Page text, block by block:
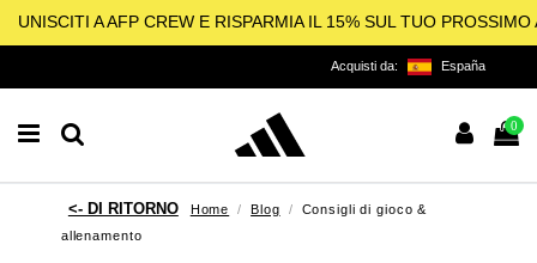
UNISCITI A AFP CREW E RISPARMIA IL 15% SUL TUO PROSSIMO
Acquisti da: España
0
Home Blog
Consigli di gioco &
allenamento